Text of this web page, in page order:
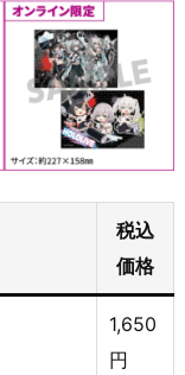
税込
価格
1,650
円